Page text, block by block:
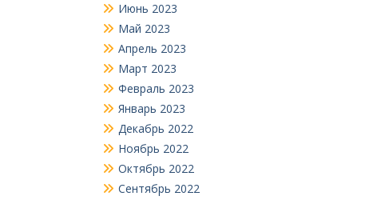
Июнь 2023
Май 2023
Апрель 2023
Март 2023
Февраль 2023
Январь 2023
Декабрь 2022
Ноябрь 2022
Октябрь 2022
Сентябрь 2022